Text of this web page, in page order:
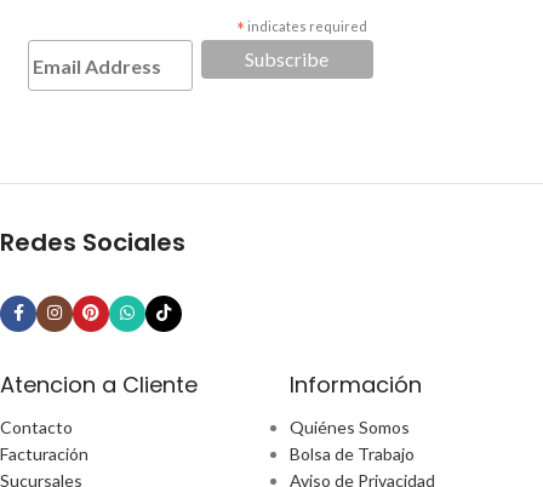
* indicates required
Redes Sociales
Atencion a Cliente
Contacto
Facturación
Sucursales
Información
Quiénes Somos
Bolsa de Trabajo
Aviso de Privacidad